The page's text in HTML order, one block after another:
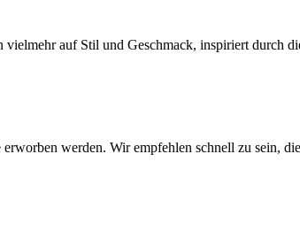
auf Stil und Geschmack, inspiriert durch
werden. Wir empfehlen schnell zu sein,